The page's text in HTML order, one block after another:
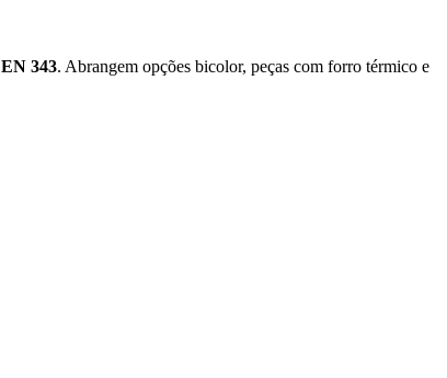
EN 343. Abrangem opções bicolor, peças com forro térmico e